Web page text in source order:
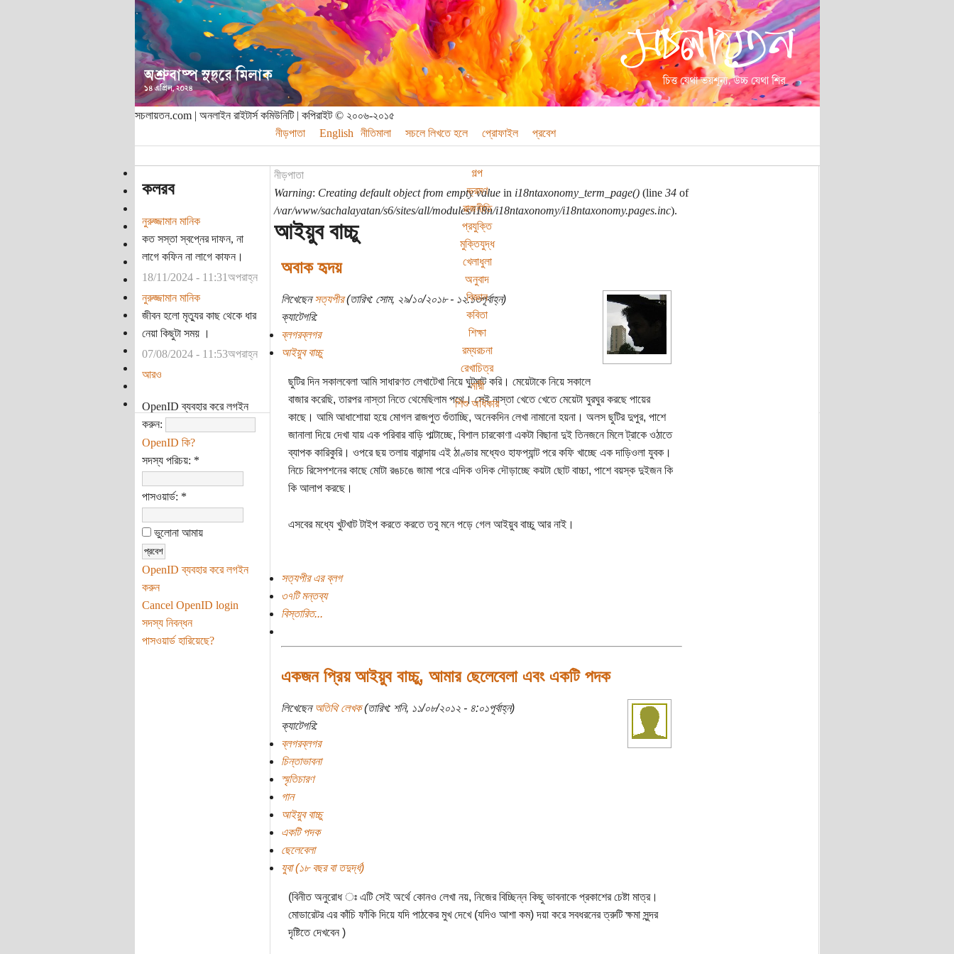
সচলায়তন.com | অনলাইন রাইটার্স কমিউনিটি | কপিরাইট © ২০০৬-২০১৫
নীড়পাতা
English নীতিমালা সচলে লিখতে হলে প্রোফাইল প্রবেশ
গল্প
ভ্রমণ
রাজনীতি
প্রযুক্তি
মুক্তিযুদ্ধ
খেলাধুলা
অনুবাদ
বিজ্ঞান
কবিতা
শিক্ষা
রম্যরচনা
রেখাচিত্র
নারী
শিশু অধিকার
কলরব
নুরুজ্জামান মানিক
কত সস্তা স্বপ্নের দাফন, না
লাগে কফিন না লাগে কাফন।
18/11/2024 - 11:31অপরাহ্ন
নুরুজ্জামান মানিক
জীবন হলো মৃত্যুর কাছ থেকে ধার
নেয়া কিছুটা সময় ।
07/08/2024 - 11:53অপরাহ্ন
আরও
OpenID ব্যবহার করে লগইন
করুন:
OpenID কি?
সদস্য পরিচয়: *
পাসওয়ার্ড: *
ভুলোনা আমায়
OpenID ব্যবহার করে লগইন
করুন
Cancel OpenID login
সদস্য নিবন্ধন
পাসওয়ার্ড হারিয়েছে?
নীড়পাতা
Warning: Creating default object from empty valuein i18ntaxonomy_term_page()(line 34of
/var/www/sachalayatan/s6/sites/all/modules/i18n/i18ntaxonomy/i18ntaxonomy.pages.inc).
আইয়ুব বাচ্চু
অবাক হৃদয়
লিখেছেনসত্যপীর(তারিখ: সোম, ২৯/১০/২০১৮ - ১২:১৩পূর্বাহ্ন)
ক্যাটেগরি:
ব্লগরব্লগর
আইয়ুব বাচ্চু
ছুটির দিন সকালবেলা আমি সাধারণত লেখাটেখা নিয়ে ঘুটঘাট করি। মেয়েটাকে নিয়ে সকালে
বাজার করেছি, তারপর নাস্তা নিতে থেমেছিলাম পথে। সেই নাস্তা খেতে খেতে মেয়েটা ঘুরঘুর করছে পায়ের
কাছে। আমি আধাশোয়া হয়ে মোগল রাজপুত গুঁতাচ্ছি, অনেকদিন লেখা নামানো হয়না। অলস ছুটির দুপুর, পাশে
জানালা দিয়ে দেখা যায় এক পরিবার বাড়ি পাল্টাচ্ছে, বিশাল চারকোণা একটা বিছানা দুই তিনজনে মিলে ট্রাকে ওঠাতে
ব্যাপক কারিকুরি। ওপরে ছয় তলায় বারান্দায় এই ঠাণ্ডার মধ্যেও হাফপ্যান্ট পরে কফি খাচ্ছে এক দাড়িওলা যুবক।
নিচে রিসেপশনের কাছে মোটা রঙচঙে জামা পরে এদিক ওদিক দৌড়াচ্ছে কয়টা ছোট বাচ্চা, পাশে বয়স্ক দুইজন কি
কি আলাপ করছে।
এসবের মধ্যে খুটখাট টাইপ করতে করতে তবু মনে পড়ে গেল আইয়ুব বাচ্চু আর নাই।
সত্যপীর এর ব্লগ
৩৭টি মন্তব্য
বিস্তারিত...
একজন প্রিয় আইয়ুব বাচ্চু, আমার ছেলেবেলা এবং একটি পদক
লিখেছেনঅতিথি লেখক(তারিখ: শনি, ১১/০৮/২০১২ - ৪:০১পূর্বাহ্ন)
ক্যাটেগরি:
ব্লগরব্লগর
চিন্তাভাবনা
স্মৃতিচারণ
গান
আইয়ুব বাচ্চু
একটি পদক
ছেলেবেলা
যুবা (১৮ বছর বা তদুর্দ্ধ)
(বিনীত অনুরোধ ঃ এটি সেই অর্থে কোনও লেখা নয়, নিজের বিচ্ছিন্ন কিছু ভাবনাকে প্রকাশের চেষ্টা মাত্র।
মোডারেটর এর কাঁচি ফাঁকি দিয়ে যদি পাঠকের মুখ দেখে (যদিও আশা কম) দয়া করে সবধরনের ত্রুটি ক্ষমা সুন্দর
দৃষ্টিতে দেখবেন )